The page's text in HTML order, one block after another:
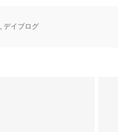
, デイブログ